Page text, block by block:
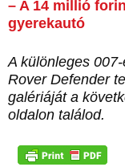
– A 14 millió
gyerekautó
A különleges
Rover Defender
galériáját a
oldalon találod.